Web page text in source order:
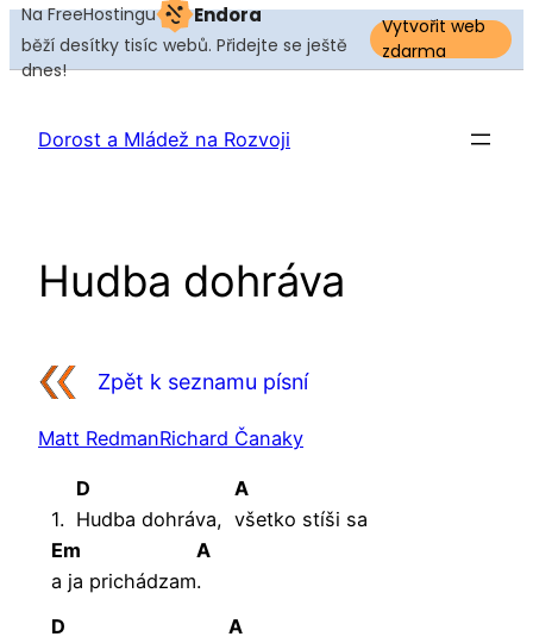
Na FreeHostingu Endora
běží desítky tisíc webů. Přidejte se ještě
dnes!
Vytvořit web
zdarma
obsah
Dorost a Mládež na Rozvoji
Hudba dohráva
Zpět k seznamu písní
Matt RedmanRichard Čanaky
1.
D
Hudba dohráva,
A
všetko stíši sa
Em
a ja prichádzam
A
.
D
A